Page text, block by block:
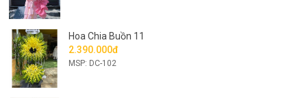
Hoa Chia Buồn 11
2.390.000đ
MSP: DC-102